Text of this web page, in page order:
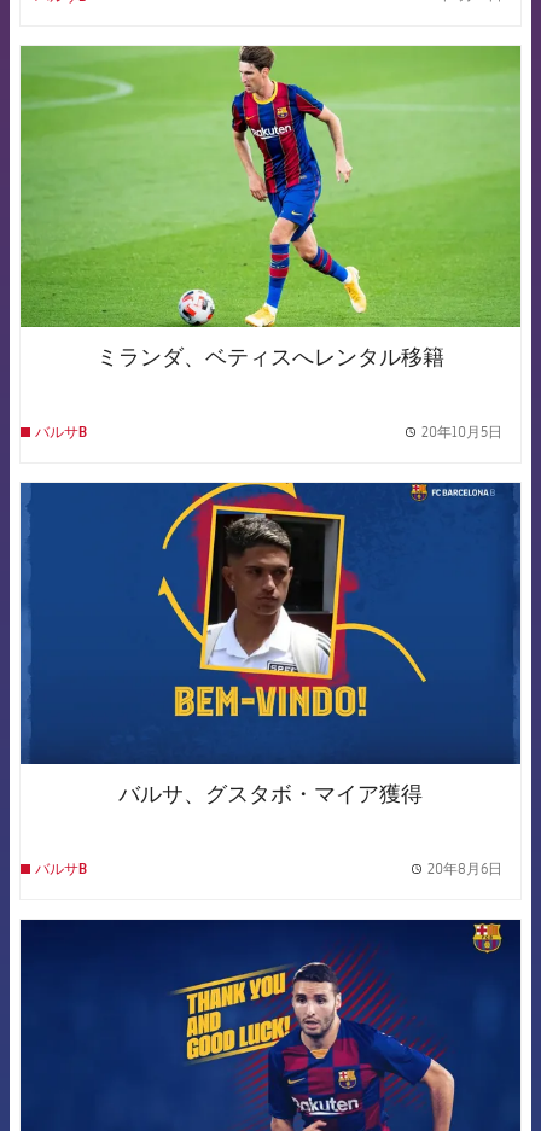
FCB Barcelona badge
ミランダ、ベティスへレンタル移籍
バルサB 20年10月5日
FCB Barcelona badge
バルサ、グスタボ・マイア獲得
バルサB 20年8月6日